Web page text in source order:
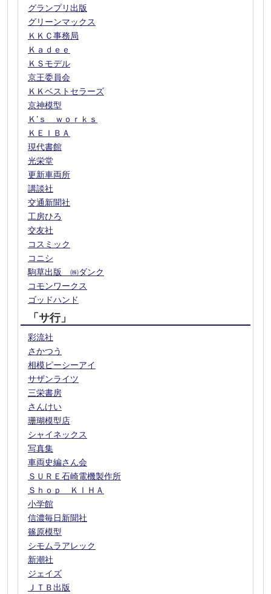
グランプリ出版
グリーンマックス
ＫＫＣ事務局
Ｋａｄｅｅ
ＫＳモデル
京王委員会
ＫＫベストセラーズ
京神模型
Ｋ’ｓ ｗｏｒｋｓ
ＫＥＩＢＡ
現代書館
光栄堂
更新車両所
講談社
交通新聞社
工房ひろ
交友社
コスミック
コニシ
駒草出版 ㈱ダンク
コモンワークス
ゴッドハンド
「サ行」
彩流社
さかつう
相模ピーシーアイ
サザンライツ
三栄書房
さんけい
珊瑚模型店
シャイネックス
写真集
車両史編さん会
ＳＵＲＥ石崎電機製作所
Ｓｈｏｐ ＫＩＨＡ
小学館
信濃毎日新聞社
篠原模型
シモムラアレック
新潮社
ジェイズ
ＪＴＢ出版